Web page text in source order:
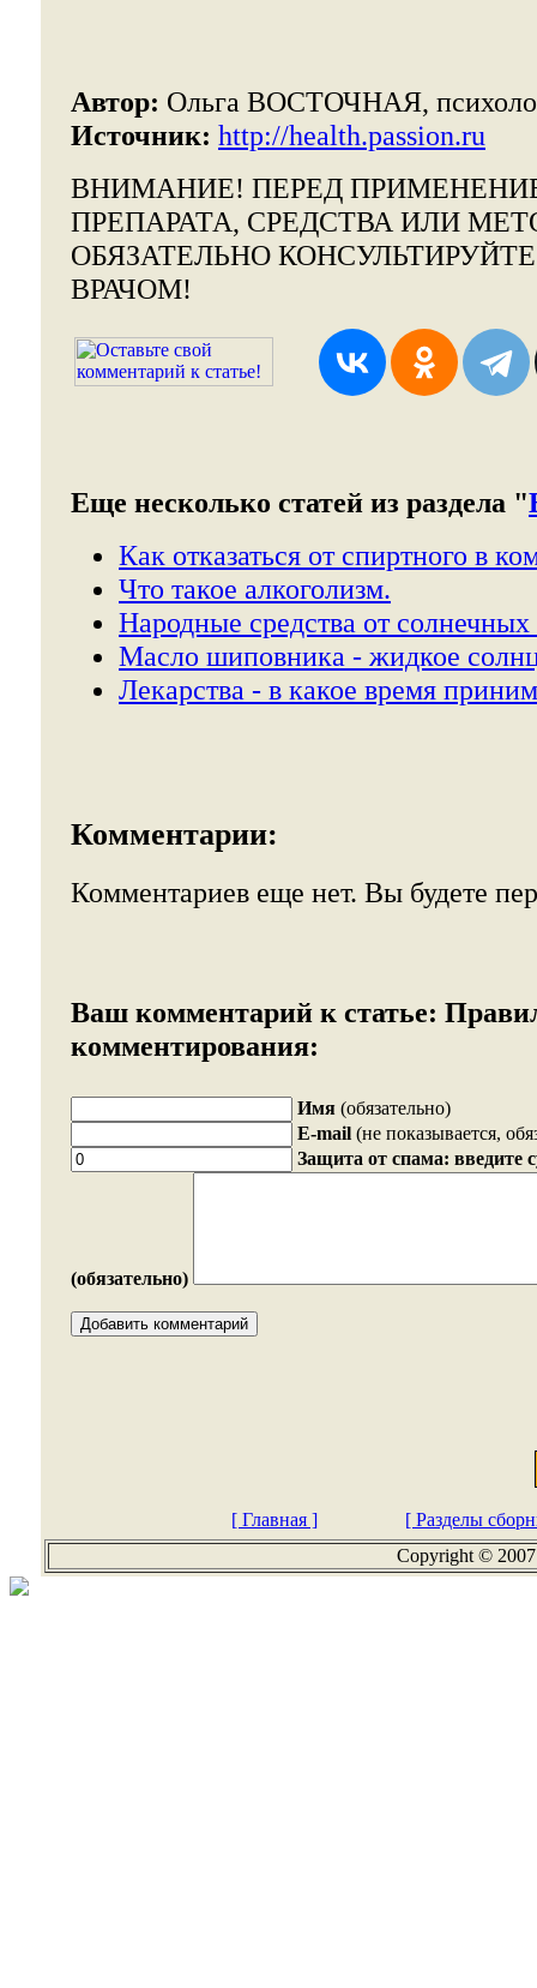
Автор: Ольга ВОСТОЧНАЯ,
Источник: http://health.passion.ru
ВНИМАНИЕ! ПЕРЕД
ПРЕПАРАТА, СРЕДСТВА ИЛИ
ОБЯЗАТЕЛЬНО
ВРАЧОМ!
Еще несколько статей из раздела "
Как отказаться от спиртного в
Что такое алкоголизм.
Народные средства от солнечных
Масло шиповника - жидкое
Лекарства - в какое время
Комментарии:
Комментариев еще нет. Вы будете
Ваш комментарий к статье:
комментирования:
Имя (обязательно)
E-mail (не показывается,
Защита от спама: введите
(обязательно)
[ Главная ]
[ Разделы
Copyright ©